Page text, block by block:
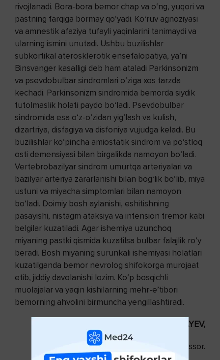
rivojlanadi. Bora-bora bemor chap va o‘ng, yuqori va
pastning farqiga bormay qo‘yadi. Ko‘ruv agnoziyasi
va amnestik afaziya tufayli yaqinlarini tanimaydi va
ularning ismini unutadi. Ushbu buzilishlar
subkortikal aterosklerotik ensefalopatiya, ya’ni
Binsvanger kasalligi deb ham ataladi Parkinsonizm
va psevdobulbar sindromlari o‘ziga xos tarzda
kechadi. Parkinsonizm sindromida bemorda siydik
tutolmaslik holati paydo bo‘ladi. Psevdobulbar
sindromida esa o‘z-o‘zidan yig‘lash va kulish,
dizartriya, disfagiya va disfoniya vujudga keladi. Bu
buzilishlar ko‘pincha amiostatik sindrom va po‘stloq
osti demensiyasi bilan birgalikda namoyon bo‘ladi.
Vertebrobazilyar sindrom umurtqa arteriyalari va
bazilyar arteriya zararlanishi bilan bog‘lik bo‘lib, miya
ustuni va miyacha simptomlari bilan namoyon
bo‘ladi. Doimiy bosh aylanishi, eshitishning
pasayishi, nistagm ataksiya va intension tremor kabi
belgilar kuzatiladi. Agar ishemiya uzunchoq
miyaning pastki qismida kuzatilsa bulbar falajlik ro‘y
beradi. Bosh miyaning surunkali ishemiyasi holatlari
kuzatilganda bemor nevrolog shifokorga murojaat
etib, jiddiy davolanishi lozim. Ko‘p bosqichli
muolajalar va yaqin kishilarning mehr-e’tibori
bemorning ahvolini birmuncha yengillashtiradi.
Elbek MIRJO‘RAYEV,
nevrolog, tibbiyot fanlari doktori, professor.